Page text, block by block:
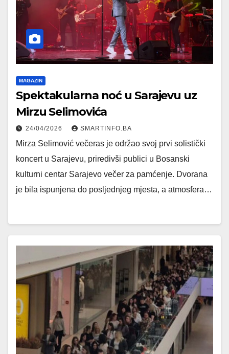
MAGAZIN
Spektakularna noć u Sarajevu uz
Mirzu Selimovića
24/04/2026 SMARTINFO.BA
Mirza Selimović večeras je održao svoj prvi solistički
koncert u Sarajevu, priredivši publici u Bosanski
kulturni centar Sarajevo večer za pamćenje. Dvorana
je bila ispunjena do posljednjeg mjesta, a atmosfera…